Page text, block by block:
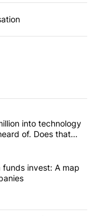
articles in the last
$151 million into
into technology
of. Does that
Golden Visa funds
funds invest: A map